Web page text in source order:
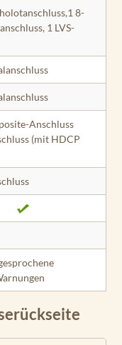
8-
1 LVS-
Anschluss
(mit HDCP